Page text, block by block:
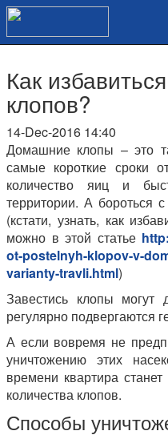
Как
клопов?
14-Dec-2016 14:40
Домашние клопы – это
самые короткие сроки
количество яиц и
территории. А бороться
(кстати, узнать, как
можно в этой статье
ot-postelnyh-klopov-v-
varianty-travli.html)
Завестись клопы могут
регулярно подвергаются
А если вовремя не
уничтожению этих
времени квартира
количества клопов.
Способы